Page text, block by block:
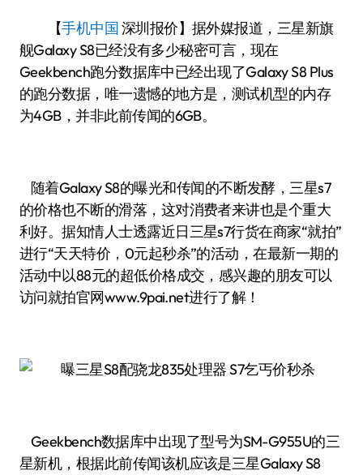
【手机中国深圳报价】据外媒报道，三星新旗
舰Galaxy S8已经没有多少秘密可言，现在
Geekbench跑分数据库中已经出现了Galaxy S8 Plus
的跑分数据，唯一遗憾的地方是，测试机型的内存
为4GB，并非此前传闻的6GB。
随着Galaxy S8的曝光和传闻的不断发酵，三星s7
的价格也不断的滑落，这对消费者来讲也是个重大
利好。据知情人士透露近日三星s7行货在商家“就拍”
进行“天天特价，0元起秒杀”的活动，在最新一期的
活动中以88元的超低价格成交，感兴趣的朋友可以
访问就拍官网www.9pai.net进行了解！
Geekbench数据库中出现了型号为SM-G955U的三
星新机，根据此前传闻该机应该是三星Galaxy S8